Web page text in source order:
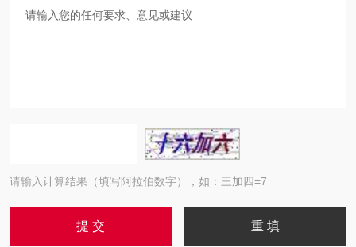
请输入计算结果（填写阿拉伯数字），如：三加四=7